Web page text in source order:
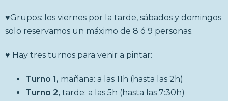
♥Grupos: los viernes por la tarde, sábados y domingos
solo reservamos un máximo de 8 ó 9 personas.
♥ Hay tres turnos para venir a pintar:
Turno 1, mañana: a las 11h (hasta las 2h)
Turno 2, tarde: a las 5h (hasta las 7:30h)